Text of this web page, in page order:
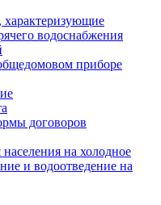
характеризующие
водоснабжения
приборе
договоров
на холодное
и водоотведение на